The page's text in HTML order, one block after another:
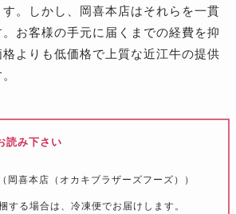
。しかし、岡喜本店はそれらを一貫
お客様の手元に届くまでの経費を抑
よりも低価格で上質な近江牛の提供
読み下さい
（岡喜本店（オカキブラザーズフーズ））
する場合は、冷凍便でお届けします。